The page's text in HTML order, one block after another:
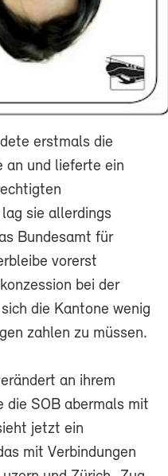
erstmals die
an und lieferte ein
sie allerdings
Bundesamt für
vorerst
bei der
die Kantone wenig
zahlen zu müssen.
an ihrem
SOB abermals mit
jetzt ein
mit Verbindungen